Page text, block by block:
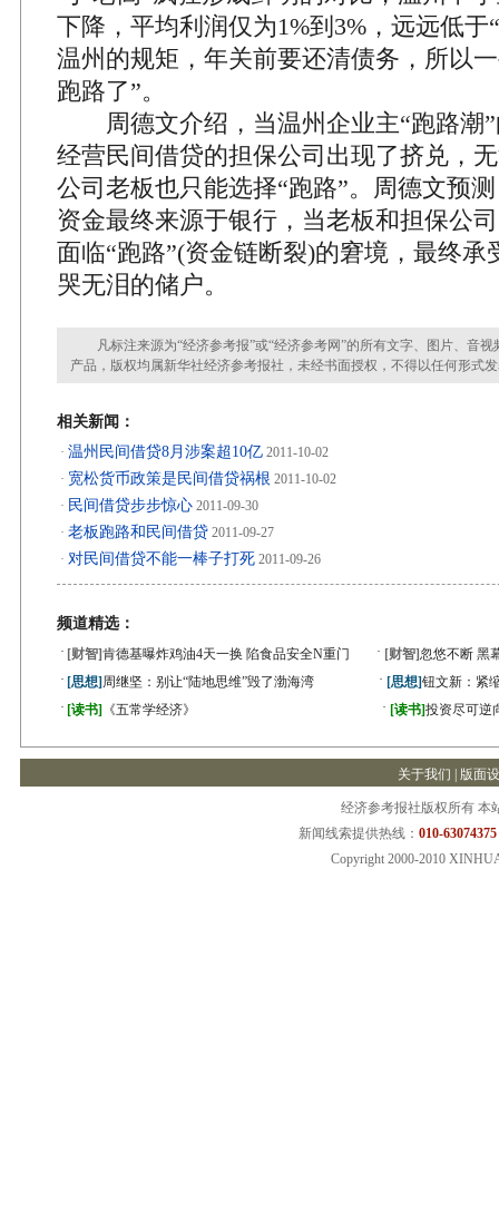
下降，平均利润仅为1%到3%，远远低于
温州的规矩，年关前要还清债务，所以
跑路了”。
周德文介绍，当温州企业主“跑路潮”
经营民间借贷的担保公司出现了挤兑，
公司老板也只能选择“跑路”。周德文预
资金最终来源于银行，当老板和担保公
面临“跑路”(资金链断裂)的窘境，最终承
哭无泪的储户。
凡标注来源为“经济参考报”或“经济参考网”的所有文字、图片、音视
产品，版权均属新华社经济参考报社，未经书面授权，不得以任何形式
相关新闻：
· 温州民间借贷8月涉案超10亿 2011-10-02
· 宽松货币政策是民间借贷祸根 2011-10-02
· 民间借贷步步惊心 2011-09-30
· 老板跑路和民间借贷 2011-09-27
· 对民间借贷不能一棒子打死 2011-09-26
频道精选：
· [财智]肯德基曝炸鸡油4天一换 陷食品安全N重门 · [财智]忽悠不断 黑
· [思想] 周继坚：别让“陆地思维”毁了渤海湾 · [思想]钮文新：紧
· [读书] 《五常学经济》 · [读书]投资尽可逆
关于我们 版面
经济参考报社版权所有 本
新闻线索提供热线： 010-
Copyright 2000-2010